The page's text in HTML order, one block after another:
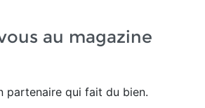
au magazine
partenaire qui fait du bien.